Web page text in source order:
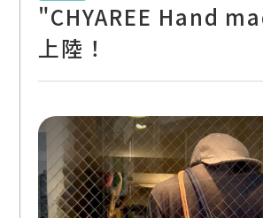
"CHYAREE Hand
上陸！